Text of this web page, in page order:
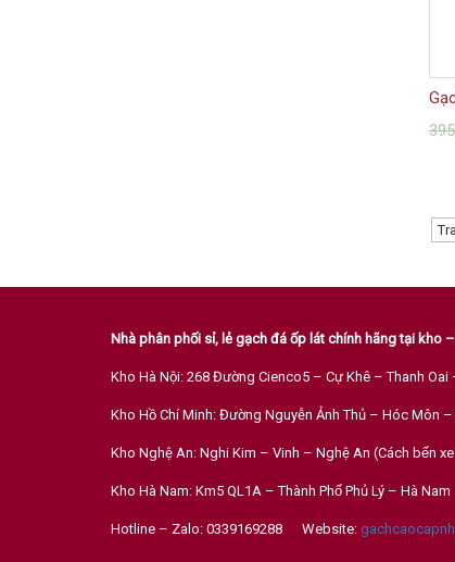
Nhà phân phối sỉ, lẻ gạch đá ốp lát chính hãng tại kho
Kho Hà Nội: 268 Đường Cienco5 – Cự Khê – Thanh Oai
Kho Hồ Chí Minh: Đường Nguyễn Ảnh Thủ – Hóc Môn –
Kho Nghệ An: Nghi Kim – Vinh – Nghệ An (Cách bến
Kho Hà Nam: Km5 QL1A – Thành Phố Phủ Lý – Hà Nam
Hotline – Zalo: 0339169288 Website: